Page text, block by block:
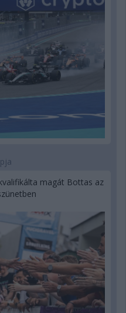
magát Bottas az